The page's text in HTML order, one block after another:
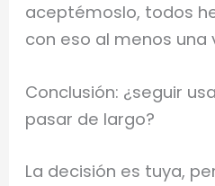
aceptémoslo, todos
con eso al menos una
Conclusión: ¿seguir
pasar de largo?
La decisión es tuya,